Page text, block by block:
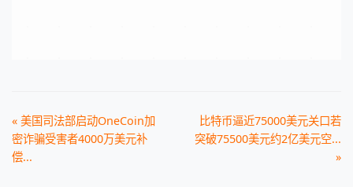
« 美国司法部启动OneCoin加
密诈骗受害者4000万美元补
偿...
比特币逼近75000美元关口若
突破75500美元约2亿美元空...
»